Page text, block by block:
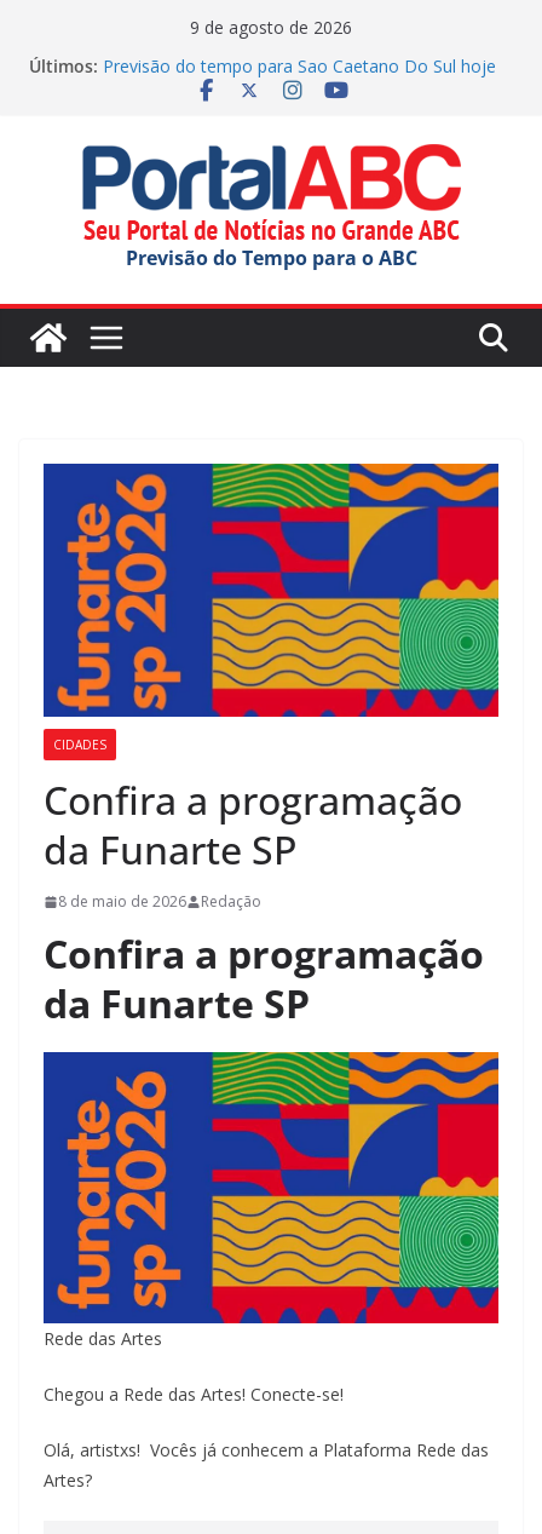
9 de agosto de 2026
Últimos:
Previsão do tempo para Maua hoje (09/08/2026)
Previsão do tempo para Sao Caetano Do Sul hoje
(09/08/2026)
Silverstone
Previsão do tempo para Rio Grande Da Serra hoje
(09/08/2026)
Previsão do tempo para Ribeirao Pires hoje
(09/08/2026)
Previsão do Tempo para o ABC
CIDADES
Confira a programação
da Funarte SP
8 de maio de 2026 Redação
Confira a programação
da Funarte SP
Rede das Artes
Chegou a Rede das Artes! Conecte-se!
Olá, artistxs! Vocês já conhecem a Plataforma Rede das
Artes?